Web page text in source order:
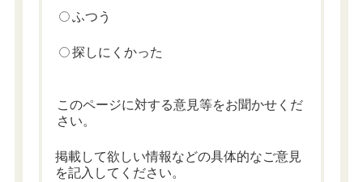
ふつう
探しにくかった
このページに対する意見等をお聞かせくだ
さい。
掲載して欲しい情報などの具体的なご意見
を記入してください。